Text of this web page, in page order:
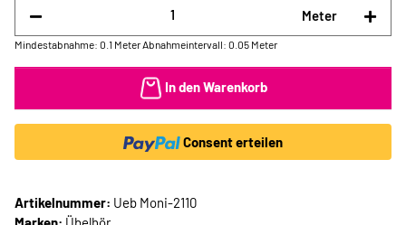
Meter
Mindestabnahme: 0.1 Meter Abnahmeintervall: 0.05 Meter
In den Warenkorb
Consent erteilen
Artikelnummer: Ueb Moni-2110